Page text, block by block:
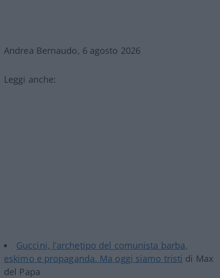
Andrea Bernaudo, 6 agosto 2026
Leggi anche:
Guccini, l’archetipo del comunista barba,
eskimo e propaganda. Ma oggi siamo tristi di Max
del Papa